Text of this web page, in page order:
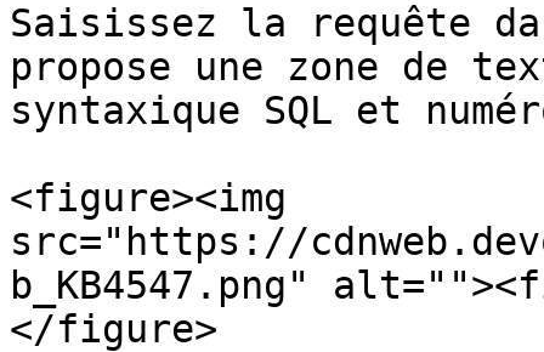
Saisissez la requête
propose une zone de
syntaxique SQL et
<figure><img
src="https://
b_KB4547.png"
</figure>